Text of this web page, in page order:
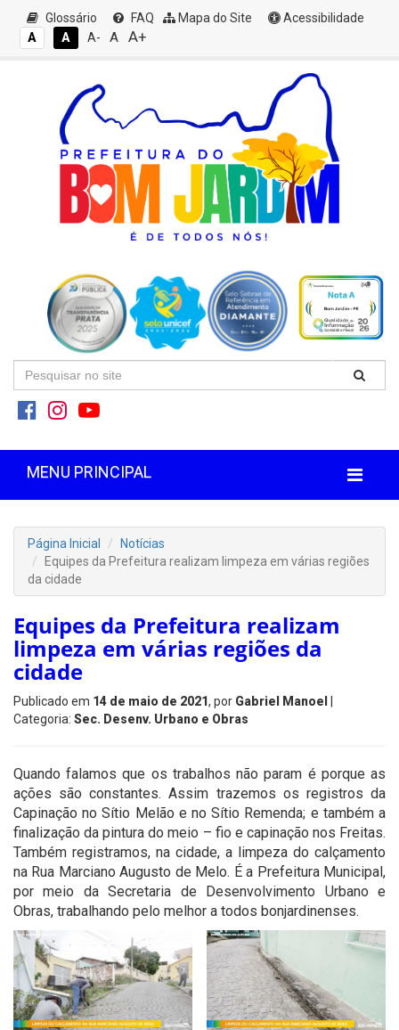
Glossário FAQ Mapa do Site
Acessibilidade
A
A A- A A+
MENU PRINCIPAL
Página Inicial
Notícias
Equipes da Prefeitura realizam limpeza em várias regiões
da cidade
Equipes da Prefeitura realizam
limpeza em várias regiões da
cidade
Publicado em 14 de maio de 2021, por Gabriel Manoel
Categoria: Sec. Desenv. Urbano e Obras
Quando falamos que os trabalhos não param é porque as
ações são constantes. Assim trazemos os registros da
Capinação no Sítio Melão e no Sítio Remenda; e também a
finalização da pintura do meio – fio e capinação nos Freitas.
Também registramos, na cidade, a limpeza do calçamento
na Rua Marciano Augusto de Melo. É a Prefeitura Municipal,
por meio da Secretaria de Desenvolvimento Urbano e
Obras, trabalhando pelo melhor a todos bonjardinenses.